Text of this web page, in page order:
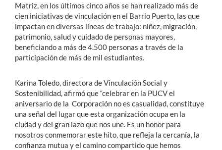
Matriz, en los últimos cinco años se han realizado más de
cien iniciativas de vinculación en el Barrio Puerto, las que
impactan en diversas líneas de trabajo: niñez, migración,
patrimonio, salud y cuidado de personas mayores,
beneficiando a más de 4.500 personas a través de la
participación de más de mil estudiantes.
Karina Toledo, directora de Vinculación Social y
Sostenibilidad, afirmó que “celebrar en la PUCV el
aniversario de la Corporación no es casualidad, constituye
una señal del lugar que esta organización ocupa en la
ciudad y del gran lazo que nos une. Es un honor para
nosotros conmemorar este hito, que refleja la cercanía, la
confianza mutua y el camino compartido que hemos